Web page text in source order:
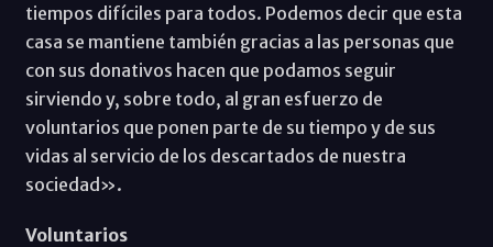
tiempos difíciles para todos. Podemos decir que esta
casa se mantiene también gracias a las personas que
con sus donativos hacen que podamos seguir
sirviendo y, sobre todo, al gran esfuerzo de
voluntarios que ponen parte de su tiempo y de sus
vidas al servicio de los descartados de nuestra
sociedad».
Voluntarios